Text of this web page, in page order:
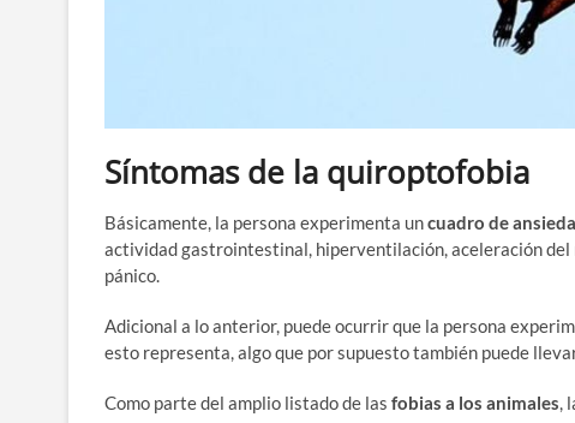
Síntomas de la quiroptofobia
Básicamente, la persona experimenta uncuadro de
actividad gastrointestinal, hiperventilación, aceleración del
pánico.
Adicional a lo anterior, puede ocurrir que la persona
esto representa, algo que por supuesto también puede
Como parte del amplio listado de las fobias a los animales,